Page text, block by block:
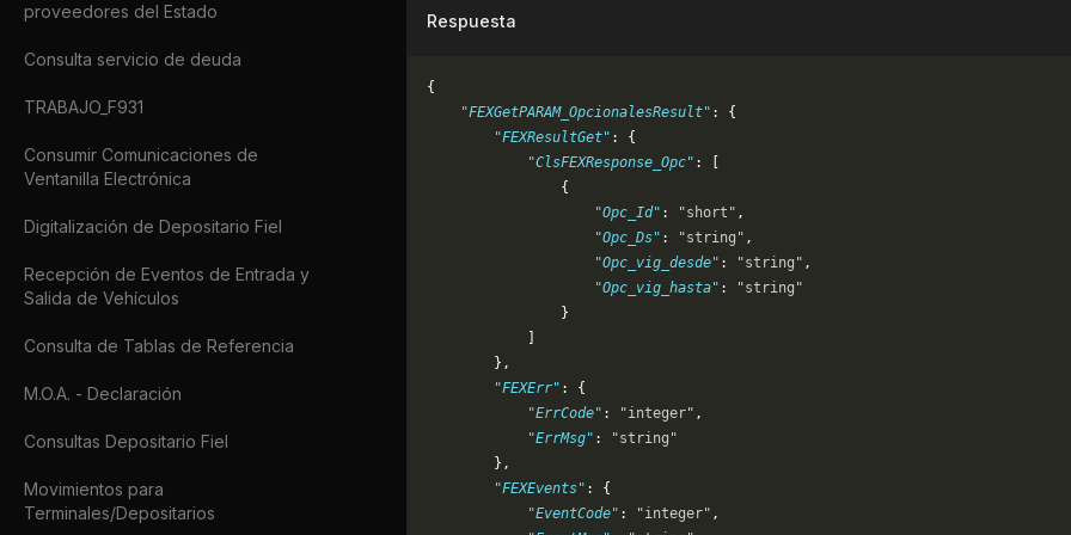
proveedores del Estado
Consulta servicio de deuda
TRABAJO_F931
Consumir Comunicaciones de
Ventanilla Electrónica
Digitalización de Depositario Fiel
Recepción de Eventos de Entrada y
Salida de Vehículos
Consulta de Tablas de Referencia
M.O.A. - Declaración
Consultas Depositario Fiel
Movimientos para
Terminales/Depositarios
Respuesta
{
    "FEXGetPARAM_OpcionalesResult"
: {
        "FEXResultGet"
: {
            "ClsFEXResponse_Opc"
: [
                {
                    "Opc_Id"
: "short" ,
                    "Opc_Ds"
: "string" ,
                    "Opc_vig_desde"
: "string" ,
                    "Opc_vig_hasta"
:
"string"
                }
        },
        "FEXErr"
: {
            "ErrCode"
: "integer" ,
            "ErrMsg"
:
"string"
        },
        "FEXEvents"
: {
            "EventCode"
: "integer" ,